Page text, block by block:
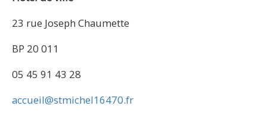
23 rue Joseph Chaumette
BP 20 011
05 45 91 43 28
accueil@stmichel16470.fr